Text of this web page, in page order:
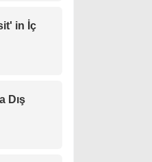
in İç
Dış